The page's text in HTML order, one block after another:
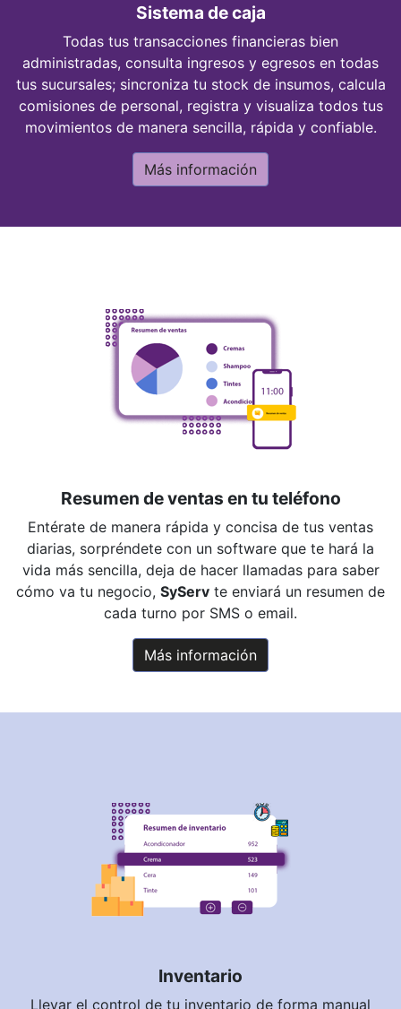
Sistema de caja
Todas tus transacciones financieras bien
administradas, consulta ingresos y egresos en todas
tus sucursales; sincroniza tu stock de insumos, calcula
comisiones de personal, registra y visualiza todos tus
movimientos de manera sencilla, rápida y confiable.
Más información
Resumen de ventas en tu teléfono
Entérate de manera rápida y concisa de tus ventas
diarias, sorpréndete con un software que te hará la
vida más sencilla, deja de hacer llamadas para saber
cómo va tu negocio, SyServ te enviará un resumen de
cada turno por SMS o email.
Más información
Inventario
Llevar el control de tu inventario de forma manual